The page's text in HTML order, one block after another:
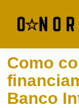
Como
Banco